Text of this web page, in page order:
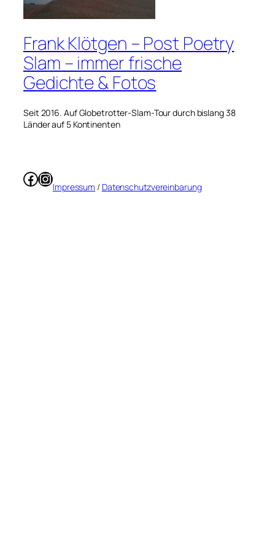
Frank Klötgen – Post Poetry
Slam – immer frische
Gedichte & Fotos
Seit 2016. Auf Globetrotter-Slam-Tour durch bislang 38
Länder auf 5 Kontinenten
Facebook
Instagram
Impressum / Datenschutzvereinbarung